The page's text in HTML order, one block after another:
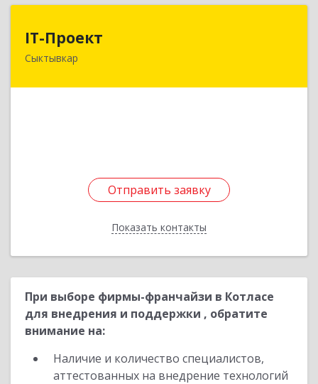
IT-Проект
Сыктывкар
Отправить заявку
Показать контакты
168220, Коми Респ, м.р-н Сыктывдинский , c.п.
Отправить заявку
Назад
При выборе фирмы-франчайзи в Котласе
для внедрения и поддержки , обратите
внимание на:
Наличие и количество специалистов,
аттестованных на внедрение технологий